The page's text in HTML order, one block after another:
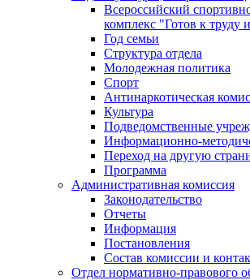
Всероссийский
комплекс "Готов к труду
Год семьи
Структура отдела
Молодежная политика
Спорт
Антинаркотическая
Культура
Подведомственные
Информационно-
Переход на другую
Программа
Административная комиссия
Законодательство
Отчеты
Информация
Постановления
Состав комиссии и
Отдел нормативно-правового